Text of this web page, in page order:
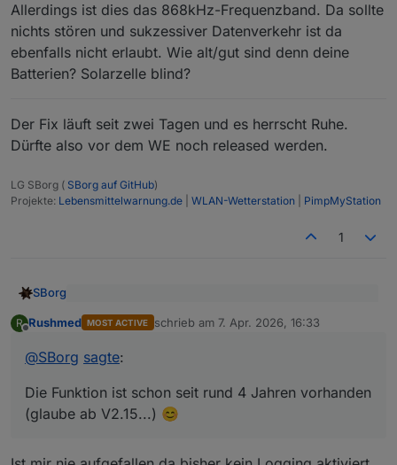
Allerdings ist dies das 868kHz-Frequenzband. Da sollte
nichts stören und sukzessiver Datenverkehr ist da
ebenfalls nicht erlaubt. Wie alt/gut sind denn deine
Batterien? Solarzelle blind?
Der Fix läuft seit zwei Tagen und es herrscht Ruhe.
Dürfte also vor dem WE noch released werden.
LG SBorg ( SBorg auf GitHub)
Projekte: Lebensmittelwarnung.de WLAN-Wetterstation PimpMyStation
1
SBorg
Config de-/aktivierbar für alle mit ein zu bauen.
(glaube ab V2.15...)
angezeigt, Ausführung des Mitternachtjobs, ggf. Fehler
usw.
Außerdem wird stündlich gepusht ob das Skript noch
Der "Hack" fügt lediglich noch hinzu wann ein Paket
@ Rushmed sagte
Jetzt kanns wohl nurnoch an der Verbindung
Das meinte ich mit dem Beispiel der Wärmepumpe. Du
R
Offline
Rushmed MOST ACTIVE schrieb am 7. Apr. 2026, 16:33
zuletzt editiert von
@SBorg sagte:
Die Funktion ist schon seit rund 4 Jahren vorhanden
(glaube ab V2.15...) 😊